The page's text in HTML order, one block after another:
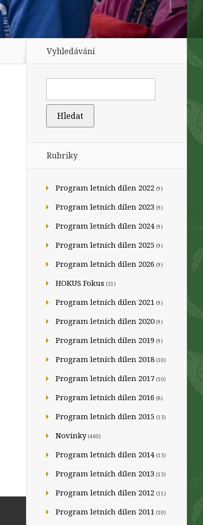
Vyhledávání
Rubriky
Program letních dílen 2022 (9)
Program letních dílen 2023 (9)
Program letních dílen 2024 (9)
Program letních dílen 2025 (9)
Program letních dílen 2026 (9)
HOKUS Fokus (51)
Program letních dílen 2021 (9)
Program letních dílen 2020 (9)
Program letních dílen 2019 (9)
Program letních dílen 2018 (10)
Program letních dílen 2017 (10)
Program letních dílen 2016 (8)
Program letních dílen 2015 (13)
Novinky(460)
Program letních dílen 2014 (13)
Program letních dílen 2013 (13)
Program letních dílen 2012 (11)
Program letních dílen 2011 (10)